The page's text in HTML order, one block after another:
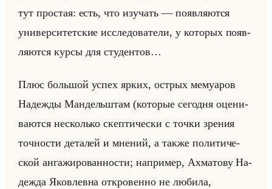
тут про­стая: есть, что изу­чать — по­яв­ля­ют­ся
уни­вер­си­тет­ские ис­сле­до­ва­те­ли, у ко­то­рых по­яв­
ля­ют­ся курсы для сту­ден­тов…
Плюс большой успех ярких, ост­рых ме­му­аров
На­деж­ды Ман­дельштам (ко­то­рые се­год­ня оце­ни­
ва­ют­ся несколько скеп­ти­че­ски с точки зре­ния
точ­но­сти де­та­лей и мне­ний, а также по­ли­ти­че­
ской ан­га­жи­ро­ван­но­сти; на­при­мер, Ах­ма­то­ву На­
деж­да Яко­влев­на от­кро­вен­но не лю­би­ла,